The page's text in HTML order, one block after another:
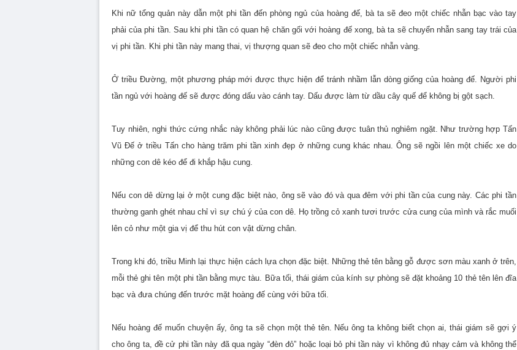
Khi nữ tổng quản này dẫn một phi tần đến phòng ngủ của hoàng đế, bà ta sẽ đeo một chiếc nhẫn bạc vào tay
phải của phi tần. Sau khi phi tần có quan hệ chăn gối với hoàng đế xong, bà ta sẽ chuyển nhẫn sang tay trái của
vị phi tần. Khi phi tần này mang thai, vị thượng quan sẽ đeo cho một chiếc nhẫn vàng.
Ở triều Đường, một phương pháp mới được thực hiện để tránh nhầm lẫn dòng giống của hoàng đế. Người phi
tần ngủ với hoàng đế sẽ được đóng dấu vào cánh tay. Dấu được làm từ dầu cây quế để không bị gột sạch.
Tuy nhiên, nghi thức cứng nhắc này không phải lúc nào cũng được tuân thủ nghiêm ngặt. Như trường hợp Tấn
Vũ Đế ở triều Tấn cho hàng trăm phi tần xinh đẹp ở những cung khác nhau. Ông sẽ ngồi lên một chiếc xe do
những con dê kéo để đi khắp hậu cung.
Nếu con dê dừng lại ở một cung đặc biệt nào, ông sẽ vào đó và qua đêm với phi tần của cung này. Các phi tần
thường ganh ghét nhau chỉ vì sự chú ý của con dê. Họ trồng cỏ xanh tươi trước cửa cung của mình và rắc muối
lên cỏ như một gia vị để thu hút con vật dừng chân.
Trong khi đó, triều Minh lại thực hiện cách lựa chọn đặc biệt. Những thẻ tên bằng gỗ được sơn màu xanh ở trên,
mỗi thẻ ghi tên một phi tần bằng mực tàu. Bữa tối, thái giám của kính sự phòng sẽ đặt khoảng 10 thẻ tên lên đĩa
bạc và đưa chúng đến trước mặt hoàng đế cùng với bữa tối.
Nếu hoàng đế muốn chuyện ấy, ông ta sẽ chọn một thẻ tên. Nếu ông ta không biết chọn ai, thái giám sẽ gợi ý
cho ông ta, đề cử phi tần này đã qua ngày “đèn đỏ” hoặc loại bỏ phi tần này vì không đủ nhạy cảm và không thể